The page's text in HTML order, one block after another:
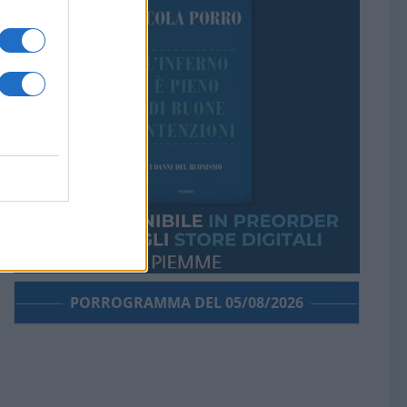
PORROGRAMMA DEL 05/08/2026